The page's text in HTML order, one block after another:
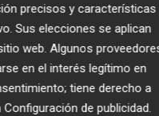
precisos y características
Sus elecciones se aplican
web. Algunos
en el interés legítimo en
tiene derecho a
Configuración de publicidad